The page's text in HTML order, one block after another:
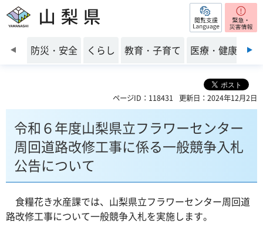
山梨県 閲覧支援
前のスライドを表示
防災・安全 くらし 教育・子育て 医療・健康・福
ページID：118431 更新日：2024年12月2日
令和６年度山梨県立フラワーセンター
周回道路改修工事に係る一般競争入札
公告について
食糧花き水産課では、山梨県立フラワーセンター周回道
路改修工事について一般競争入札を実施します。